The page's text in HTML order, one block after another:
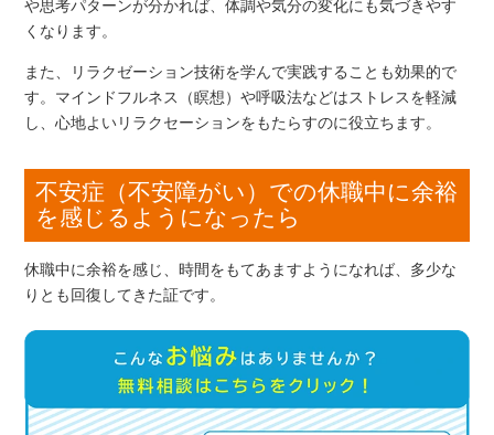
や思考パターンが分かれば、体調や気分の変化にも気づきやす
くなります。
また、リラクゼーション技術を学んで実践することも効果的で
す。マインドフルネス（瞑想）や呼吸法などはストレスを軽減
し、心地よいリラクセーションをもたらすのに役立ちます。
不安症（不安障がい）での休職中に余裕
を感じるようになったら
休職中に余裕を感じ、時間をもてあますようになれば、多少な
りとも回復してきた証です。